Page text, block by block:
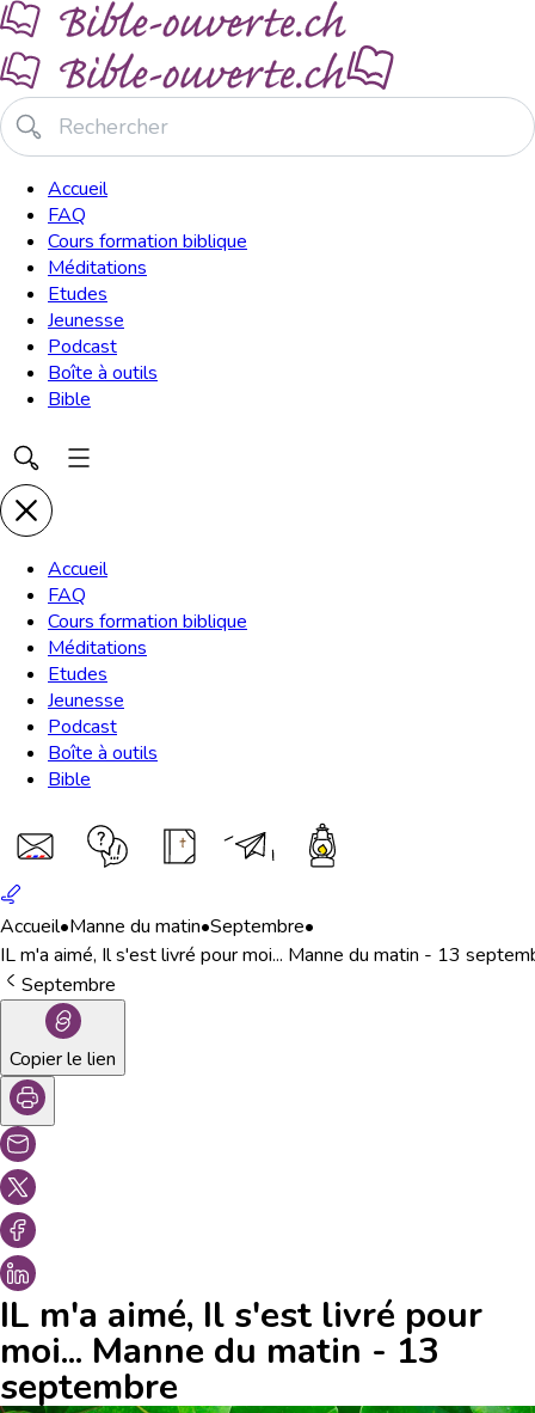
Accueil
FAQ
Cours formation biblique
Méditations
Etudes
Jeunesse
Podcast
Boîte à outils
Bible
Accueil
FAQ
Cours formation biblique
Méditations
Etudes
Jeunesse
Podcast
Boîte à outils
Bible
Accueil•Manne du matin•Septembre•
IL m'a aimé, Il s'est livré pour moi... Manne du matin - 13
Septembre
Copier le lien
IL m'a aimé, Il s'est livré pour
moi... Manne du matin - 13
septembre